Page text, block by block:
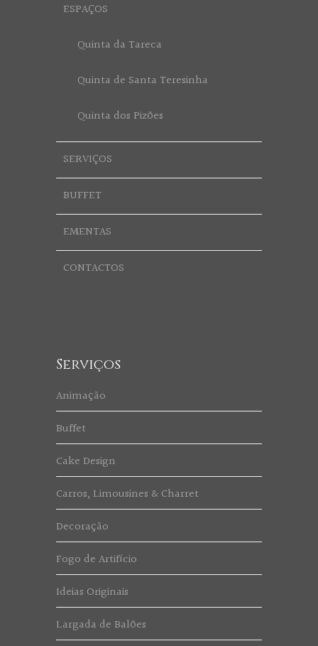
ESPAÇOS
Quinta da Tareca
Quinta de Santa Teresinha
Quinta dos Pizões
SERVIÇOS
BUFFET
EMENTAS
CONTACTOS
Serviços
Animação
Buffet
Cake Design
Carros, Limousines & Charret
Decoração
Fogo de Artifício
Ideias Originais
Largada de Balões